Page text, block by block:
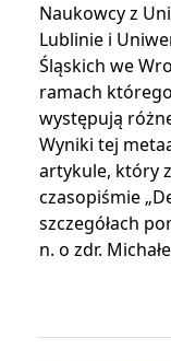
Naukowcy z
Lublinie i
Śląskich we
ramach
występują
Wyniki tej
artykule, który
czasopiśmie
szczegółach
n. o zdr.